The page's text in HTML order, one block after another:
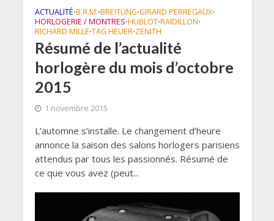
ACTUALITÉ•B.R.M.•BREITLING•GIRARD PERREGAUX•
HORLOGERIE / MONTRES•HUBLOT•RAIDILLON•
RICHARD MILLE•TAG HEUER•ZENITH
Résumé de l’actualité
horlogère du mois d’octobre
2015
1 novembre 2015
L’automne s’installe. Le changement d’heure
annonce la saison des salons horlogers parisiens
attendus par tous les passionnés. Résumé de
ce que vous avez (peut...